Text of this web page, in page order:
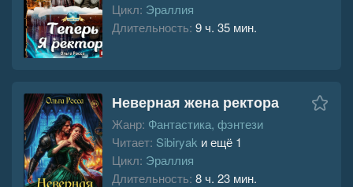
Цикл: Эраллия
Длительность: 9 ч. 35 мин.
Неверная жена ректора
Жанр: Фантастика, фэнтези
Читает: Sibiryak и ещё 1
Цикл: Эраллия
Длительность: 8 ч. 23 мин.